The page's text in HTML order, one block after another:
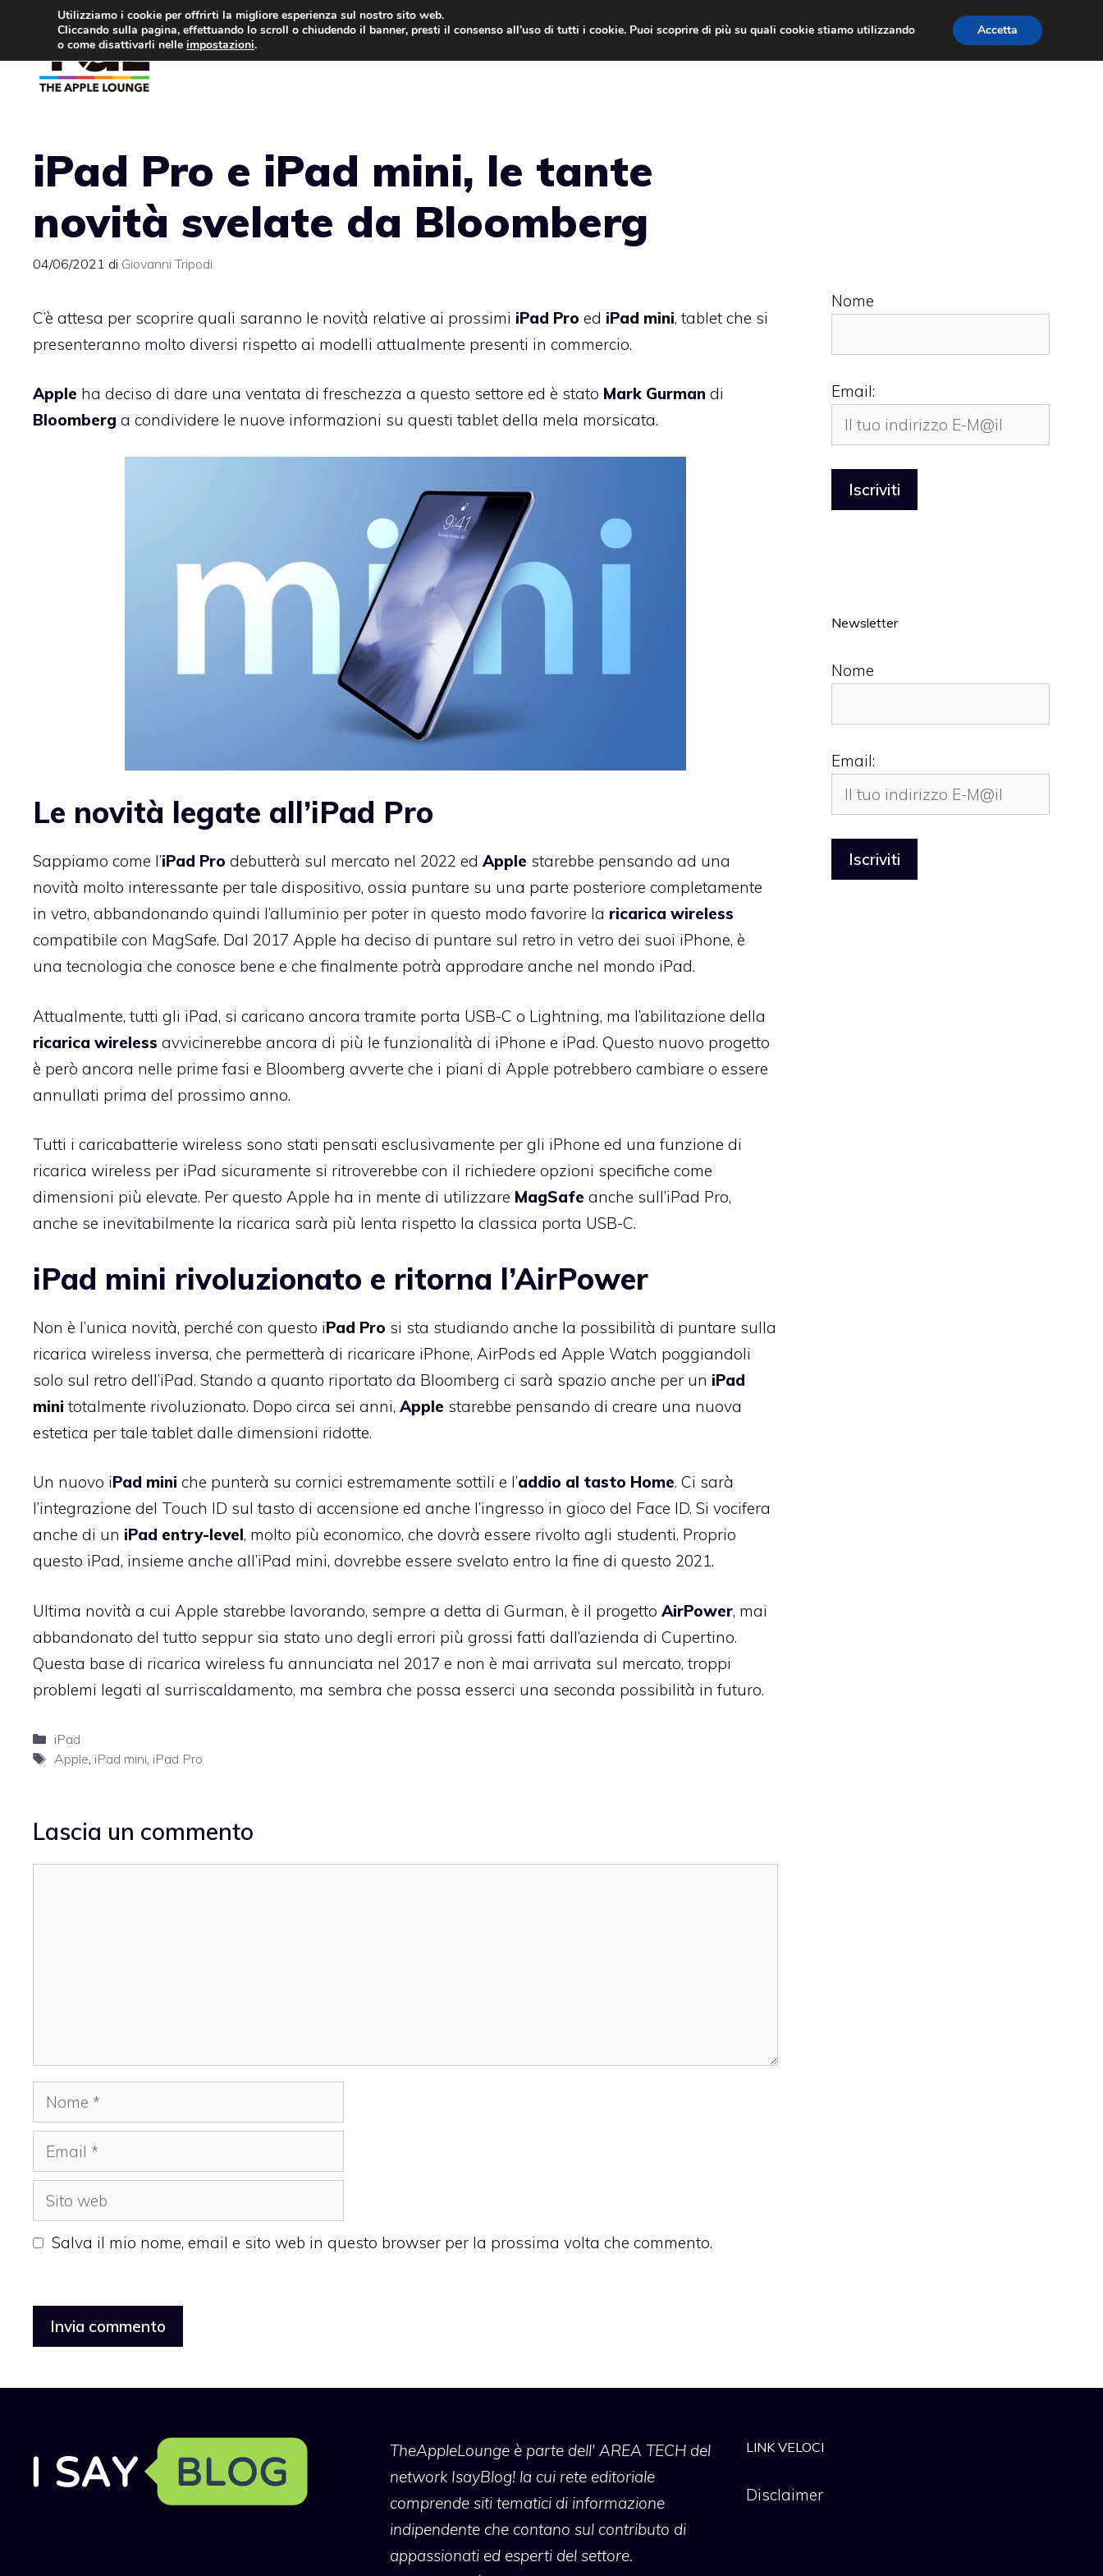
contenuto
iPad Pro e iPad mini, le tante
novità svelate da Bloomberg
04/06/2021 di Giovanni Tripodi
C’è attesa per scoprire quali saranno le novità relative ai prossimi iPad Pro ed iPad mini, tablet che si
presenteranno molto diversi rispetto ai modelli attualmente presenti in commercio.
Apple ha deciso di dare una ventata di freschezza a questo settore ed è stato Mark Gurman di
Bloomberg a condividere le nuove informazioni su questi tablet della mela morsicata.
Le novità legate all’iPad Pro
Sappiamo come l’iPad Pro debutterà sul mercato nel 2022 ed Apple starebbe pensando ad una
novità molto interessante per tale dispositivo, ossia puntare su una parte posteriore completamente
in vetro, abbandonando quindi l’alluminio per poter in questo modo favorire la ricarica wireless
compatibile con MagSafe. Dal 2017 Apple ha deciso di puntare sul retro in vetro dei suoi iPhone, è
una tecnologia che conosce bene e che finalmente potrà approdare anche nel mondo iPad.
Attualmente, tutti gli iPad, si caricano ancora tramite porta USB-C o Lightning, ma l’abilitazione della
ricarica wireless avvicinerebbe ancora di più le funzionalità di iPhone e iPad. Questo nuovo progetto
è però ancora nelle prime fasi e Bloomberg avverte che i piani di Apple potrebbero cambiare o essere
annullati prima del prossimo anno.
Tutti i caricabatterie wireless sono stati pensati esclusivamente per gli iPhone ed una funzione di
ricarica wireless per iPad sicuramente si ritroverebbe con il richiedere opzioni specifiche come
dimensioni più elevate. Per questo Apple ha in mente di utilizzare MagSafe anche sull’iPad Pro,
anche se inevitabilmente la ricarica sarà più lenta rispetto la classica porta USB-C.
iPad mini rivoluzionato e ritorna l’AirPower
Non è l’unica novità, perché con questo iPad Pro si sta studiando anche la possibilità di puntare sulla
ricarica wireless inversa, che permetterà di ricaricare iPhone, AirPods ed Apple Watch poggiandoli
solo sul retro dell’iPad. Stando a quanto riportato da Bloomberg ci sarà spazio anche per un iPad
mini totalmente rivoluzionato. Dopo circa sei anni, Apple starebbe pensando di creare una nuova
estetica per tale tablet dalle dimensioni ridotte.
Un nuovo iPad mini che punterà su cornici estremamente sottili e l’addio al tasto Home. Ci sarà
l’integrazione del Touch ID sul tasto di accensione ed anche l’ingresso in gioco del Face ID. Si vocifera
anche di un iPad entry-level, molto più economico, che dovrà essere rivolto agli studenti. Proprio
questo iPad, insieme anche all’iPad mini, dovrebbe essere svelato entro la fine di questo 2021.
Ultima novità a cui Apple starebbe lavorando, sempre a detta di Gurman, è il progetto AirPower, mai
abbandonato del tutto seppur sia stato uno degli errori più grossi fatti dall’azienda di Cupertino.
Questa base di ricarica wireless fu annunciata nel 2017 e non è mai arrivata sul mercato, troppi
problemi legati al surriscaldamento, ma sembra che possa esserci una seconda possibilità in futuro.
Categorie
iPad
Tag
Apple, iPad mini, iPad Pro
Lascia un commento
Nome
Email
Sito
web
Salva il mio nome, email e sito web in questo browser per la prossima volta che commento.
Nome
Email:
Newsletter
Nome
Email:
TheAppleLoungeè parte dell' AREA TECH del
network IsayBlog! la cui rete editoriale
comprende siti tematici di informazione
indipendente che contano sul contributo di
appassionati ed esperti del settore.
LINK VELOCI
Disclaimer
Utilizziamo i cookie per offrirti la migliore esperienza sul nostro sito web.
Cliccando sulla pagina, effettuando lo scroll o chiudendo il banner, presti il consenso all’uso di tutti i cookie. Puoi scoprire di più su quali cookie stiamo utilizzando
o come disattivarli nelle impostazioni.
Accetta